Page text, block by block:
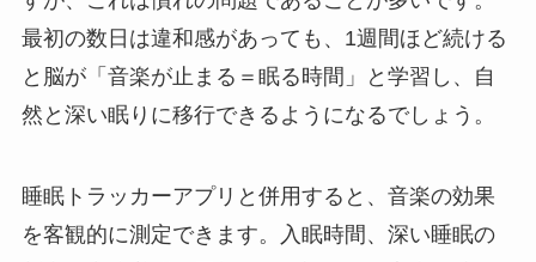
最初の数日は違和感があっても、1週間ほど続ける
と脳が「音楽が止まる＝眠る時間」と学習し、自
然と深い眠りに移行できるようになるでしょう。
睡眠トラッカーアプリと併用すると、音楽の効果
を客観的に測定できます。入眠時間、深い睡眠の